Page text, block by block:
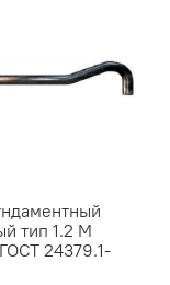
тип 1.2 М
24379.1-